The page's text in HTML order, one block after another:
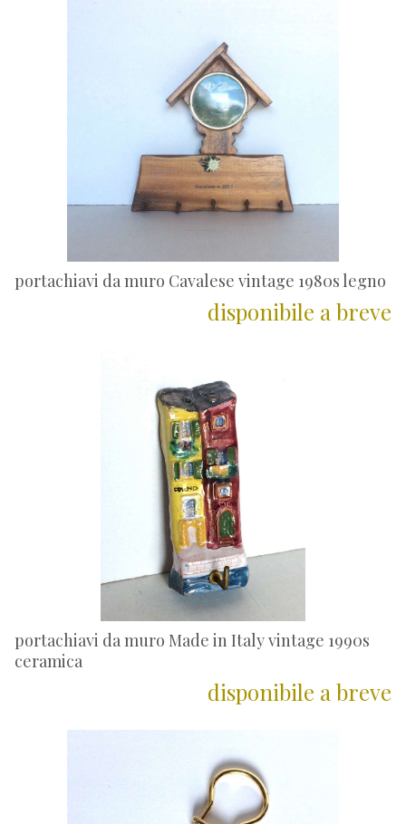
portachiavi da muro Cavalese vintage 1980s legno
disponibile a breve
portachiavi da muro Made in Italy vintage 1990s
ceramica
disponibile a breve